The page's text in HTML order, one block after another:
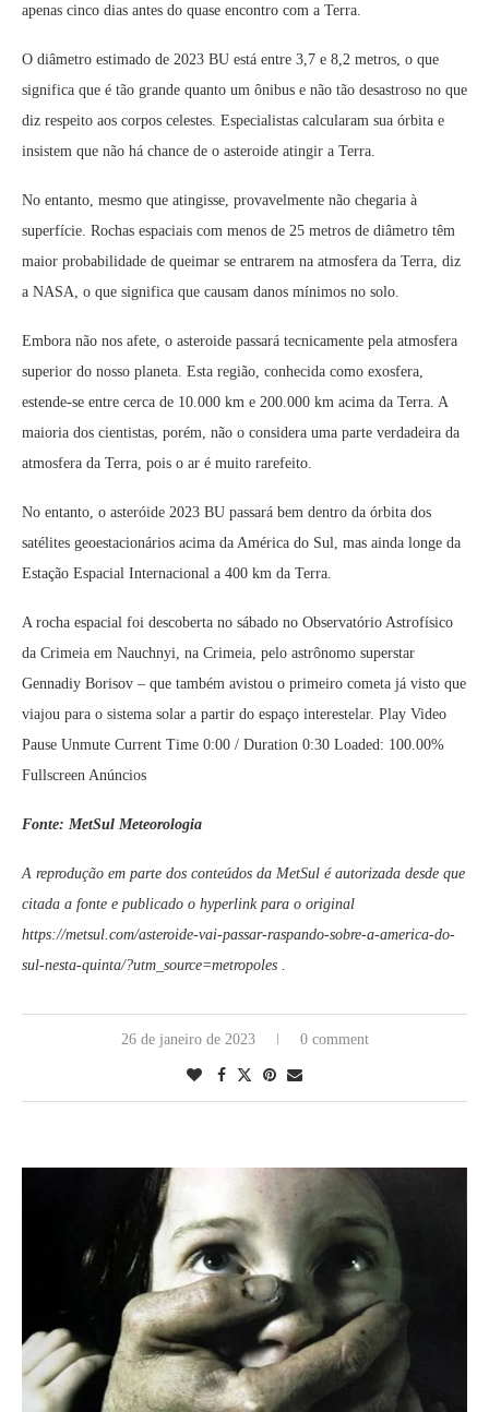
apenas cinco dias antes do quase encontro com a Terra.
O diâmetro estimado de 2023 BU está entre 3,7 e 8,2 metros, o que
significa que é tão grande quanto um ônibus e não tão desastroso no que
diz respeito aos corpos celestes. Especialistas calcularam sua órbita e
insistem que não há chance de o asteroide atingir a Terra.
No entanto, mesmo que atingisse, provavelmente não chegaria à
superfície. Rochas espaciais com menos de 25 metros de diâmetro têm
maior probabilidade de queimar se entrarem na atmosfera da Terra, diz
a NASA, o que significa que causam danos mínimos no solo.
Embora não nos afete, o asteroide passará tecnicamente pela atmosfera
superior do nosso planeta. Esta região, conhecida como exosfera,
estende-se entre cerca de 10.000 km e 200.000 km acima da Terra. A
maioria dos cientistas, porém, não o considera uma parte verdadeira da
atmosfera da Terra, pois o ar é muito rarefeito.
No entanto, o asteróide 2023 BU passará bem dentro da órbita dos
satélites geoestacionários acima da América do Sul, mas ainda longe da
Estação Espacial Internacional a 400 km da Terra.
A rocha espacial foi descoberta no sábado no Observatório Astrofísico
da Crimeia em Nauchnyi, na Crimeia, pelo astrônomo superstar
Gennadiy Borisov – que também avistou o primeiro cometa já visto que
viajou para o sistema solar a partir do espaço interestelar. Play Video
Pause Unmute Current Time 0:00 / Duration 0:30 Loaded: 100.00%
Fullscreen Anúncios
Fonte: MetSul Meteorologia
A reprodução em parte dos conteúdos da MetSul é autorizada desde que
citada a fonte e publicado o hyperlink para o original
https://metsul.com/asteroide-vai-passar-raspando-sobre-a-america-do-
sul-nesta-quinta/?utm_source=metropoles .
26 de janeiro de 2023 0 comment